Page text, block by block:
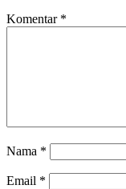
Komentar *
Nama *
Email *